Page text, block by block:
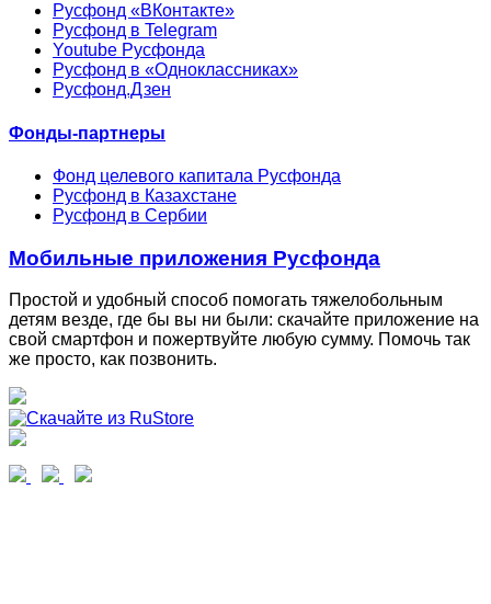
Русфонд «ВКонтакте»
Русфонд в Telegram
Youtube Русфонда
Русфонд в «Одноклассниках»
Русфонд.Дзен
Фонды-партнеры
Фонд целевого капитала Русфонда
Русфонд в Казахстане
Русфонд в Сербии
Мобильные приложения Русфонда
Простой и удобный способ помогать тяжелобольным
детям везде, где бы вы ни были: скачайте приложение на
свой смартфон и пожертвуйте любую сумму. Помочь так
же просто, как позвонить.